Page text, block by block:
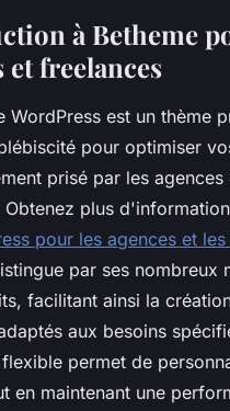
à Betheme
et freelances
WordPress est un thème
pour optimiser
prisé par les agences
Obtenez plus
pour les agences et
par ses nombreux
facilitant ainsi la
aux besoins
permet de
en maintenant une